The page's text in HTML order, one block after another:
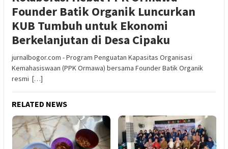
Founder Batik Organik Luncurkan
KUB Tumbuh untuk Ekonomi
Berkelanjutan di Desa Cipaku
jurnalbogor.com - Program Penguatan Kapasitas Organisasi
Kemahasiswaan (PPK Ormawa) bersama Founder Batik Organik
resmi […]
RELATED NEWS